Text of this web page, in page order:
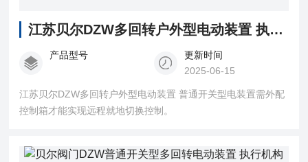
江苏贝尔DZW多回转户外型电动装置 执行机构
产品型号
更新时间
2025-06-15
江苏贝尔DZW多回转户外型电动装置 普通开关型电装置需外配
控制箱才能实现远程就地切换控制。